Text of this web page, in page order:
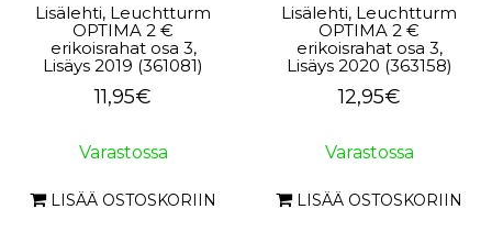
Lisälehti, Leuchtturm
OPTIMA 2 €
erikoisrahat osa 3,
Lisäys 2019 (361081)
11,95€
Varastossa
LISÄÄ OSTOSKORIIN
Lisälehti, Leuchtturm
OPTIMA 2 €
erikoisrahat osa 3,
Lisäys 2020 (363158)
12,95€
Varastossa
LISÄÄ OSTOSKORIIN